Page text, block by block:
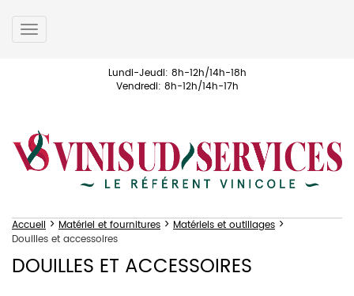
Toggle
navigation
Lundi-Jeudi: 8h-12h/14h-18h
Vendredi: 8h-12h/14h-17h
Accueil > Matériel et fournitures > Matériels et outillages >
Douilles et accessoires
DOUILLES ET ACCESSOIRES